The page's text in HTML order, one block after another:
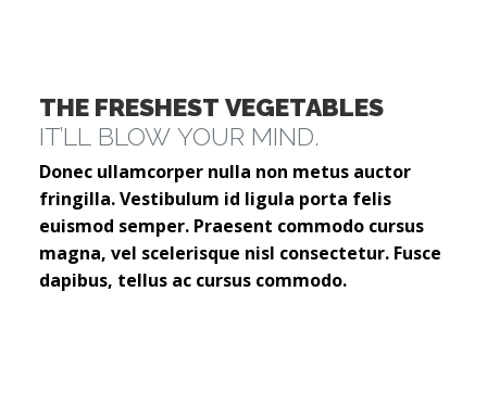
THE FRESHEST VEGETABLES
IT’LL BLOW YOUR MIND.
Donec ullamcorper nulla non metus auctor
fringilla. Vestibulum id ligula porta felis
euismod semper. Praesent commodo cursus
magna, vel scelerisque nisl consectetur. Fusce
dapibus, tellus ac cursus commodo.